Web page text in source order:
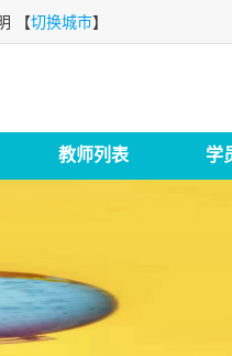
【切换城市】
教师列表 学